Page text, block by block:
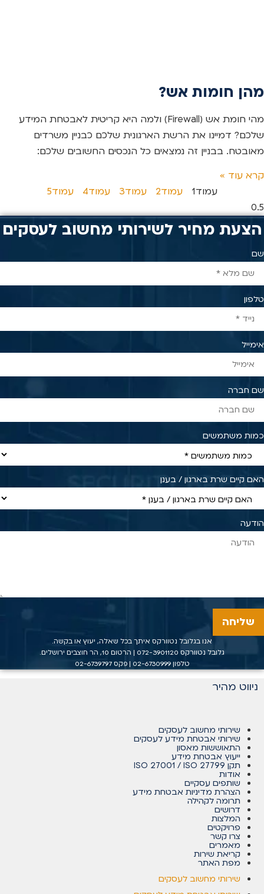
מהן חומות אש?
מהי חומת אש (Firewall) ולמה היא קריטית לאבטחת המידע
שלכם? דמיינו את הרשת הארגונית שלכם כבניין משרדים
מאובטח. בבניין זה נמצאים כל הנכסים החשובים שלכם:
קרא עוד »
עמוד1 עמוד2 עמוד3 עמוד4 עמוד5
הצעת מחיר לשירותי מחשוב לעסקים
שם
טלפון
אימייל
שם חברה
כמות משתמשים
האם קיים שרת בארגון / בענן
הודעה
שליחה
אנו בגלובל נטוורקס איתך בכל שאלה, יעוץ או בקשה.
גלובל נטוורקס 072-3901120 | הרטום 10, הר חוצבים ירושלים.
טלפון02-6730999 | פקס 02-6739797
ניווט מהיר
שירותי מחשוב לעסקים
שירותי אבטחת מידע לעסקים
התאוששות מאסון
ייעוץ אבטחת מידע
תקן ISO 27001 / ISO 27799
אודות
שותפים עסקיים
הצהרת מדיניות אבטחת מידע
תרומה לקהילה
דרושים
המלצות
פרויקטים
צרו קשר
מאמרים
קריאת שירות
מפת האתר
שירותי מחשוב לעסקים